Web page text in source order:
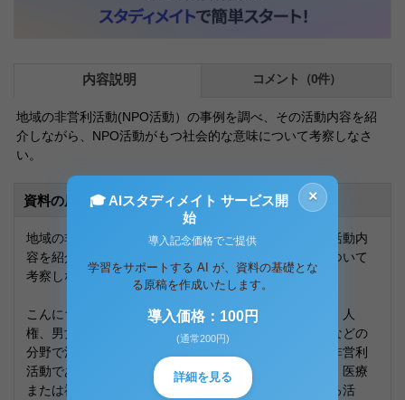
内容説明 コメント（0件）
地域の非営利活動(NPO活動）の事例を調べ、その活動内容を紹
介しながら、NPO活動がもつ社会的な意味について考察しなさ
い。
資料の原本内容
地域の非営利活動（ＮＰＯ活動）の事例を調べ、その活動内
容を紹介しながら、ＮＰＯ活動が持つ社会的な意味について
考察しなさい。
こんにちさまざまなＮＰＯが社会福祉、子ども、環境、人
権、男女共同参画、まちづくり、社会教育、国際交流などの
分野で活動しており、そのほとんどが公共にかかわる非営利
活動である。特定非営利活動は２０分野あり、①保健・医療
または福祉の増進を図る活動、②社会教育の促進を図る活
×
🎓 AIスタディメイト サービス開
始
導入記念価格でご提供
学習をサポートする AI が、資料の基礎とな
る原稿を作成いたします。
導入価格：100円
(通常200円)
詳細を見る